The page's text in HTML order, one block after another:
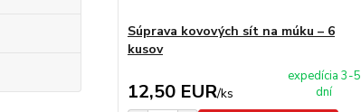
Súprava kovových sít na múku – 6
kusov
12,50 EUR/ks
expedícia 3-5
dní